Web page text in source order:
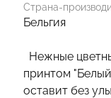
Страна-
Бельгия
Нежные
принтом
оставит без